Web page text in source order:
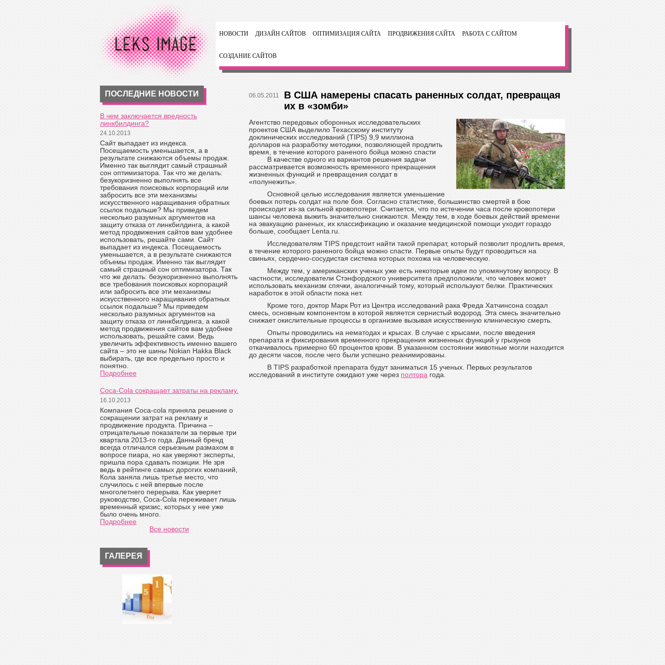
НОВОСТИ ДИЗАЙН САЙТОВ ОПТИМИЗАЦИЯ САЙТА ПРОДВИЖЕНИЯ САЙТА РАБОТА С САЙТОМ
СОЗДАНИЕ САЙТОВ
ПОСЛЕДНИЕ НОВОСТИ
В чем заключается вредность
линкбилдинга?
24.10.2013
Сайт выпадает из индекса.
Посещаемость уменьшается, а в
результате снижаются объемы продаж.
Именно так выглядит самый страшный
сон оптимизатора. Так что же делать:
безукоризненно выполнять все
требования поисковых корпораций или
забросить все эти механизмы
искусственного наращивания обратных
ссылок подальше? Мы приведем
несколько разумных аргументов на
защиту отказа от линкбилдинга, а какой
метод продвижения сайтов вам удобнее
использовать, решайте сами. Сайт
выпадает из индекса. Посещаемость
уменьшается, а в результате снижаются
объемы продаж. Именно так выглядит
самый страшный сон оптимизатора. Так
что же делать: безукоризненно выполнять
все требования поисковых корпораций
или забросить все эти механизмы
искусственного наращивания обратных
ссылок подальше? Мы приведем
несколько разумных аргументов на
защиту отказа от линкбилдинга, а какой
метод продвижения сайтов вам удобнее
использовать, решайте сами. Ведь
увеличить эффективность именно вашего
сайта – это не шины Nokian Hakka Black
выбирать, где все предельно просто и
понятно.
Подробнее
Coca-Cola сокращает затраты на рекламу.
16.10.2013
Компания Coca-cola приняла решение о
сокращении затрат на рекламу и
продвижение продукта. Причина –
отрицательные показатели за первые три
квартала 2013-го года. Данный бренд
всегда отличался серьезным размахом в
вопросе пиара, но как уверяют эксперты,
пришла пора сдавать позиции. Не зря
ведь в рейтинге самых дорогих компаний,
Кола заняла лишь третье место, что
случилось с ней впервые после
многолетнего перерыва. Как уверяет
руководство, Coca-Cola переживает лишь
временный кризис, которых у нее уже
было очень много.
Подробнее
Все новости
ГАЛЕРЕЯ
06.05.2011
В США намерены спасать раненных солдат, превращая
их в «зомби»
Агентство передовых оборонных исследовательских
проектов США выделило Техасскому институту
доклинических исследований (TIPS) 9,9 миллиона
долларов на разработку методики, позволяющей продлить
время, в течение которого раненого бойца можно спасти
В качестве одного из вариантов решения задачи
рассматривается возможность временного прекращения
жизненных функций и превращения солдат в
«полунежить».
Основной целью исследования является уменьшение
боевых потерь солдат на поле боя. Согласно статистике, большинство смертей в бою
происходит из-за сильной кровопотери. Считается, что по истечении часа после кровопотери
шансы человека выжить значительно снижаются. Между тем, в ходе боевых действий времени
на эвакуацию раненых, их классификацию и оказание медицинской помощи уходит гораздо
больше, сообщает Lenta.ru.
Исследователям TIPS предстоит найти такой препарат, который позволит продлить время,
в течение которого раненого бойца можно спасти. Первые опыты будут проводиться на
свиньях, сердечно-сосудистая система которых похожа на человеческую.
Между тем, у американских ученых уже есть некоторые идеи по упомянутому вопросу. В
частности, исследователи Стэнфордского университета предположили, что человек может
использовать механизм спячки, аналогичный тому, который используют белки. Практических
наработок в этой области пока нет.
Кроме того, доктор Марк Рот из Центра исследований рака Фреда Хатчинсона создал
смесь, основным компонентом в которой является сернистый водород. Эта смесь значительно
снижает окислительные процессы в организме вызывая искусственную клиническую смерть.
Опыты проводились на нематодах и крысах. В случае с крысами, после введения
препарата и фиксирования временного прекращения жизненных функций у грызунов
откачивалось примерно 60 процентов крови. В указанном состоянии животные могли находится
до десяти часов, после чего были успешно реанимированы.
В TIPS разработкой препарата будут заниматься 15 ученых. Первых результатов
исследований в институте ожидают уже через полтора года.